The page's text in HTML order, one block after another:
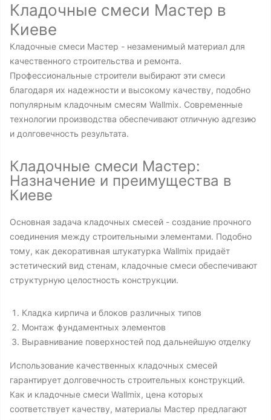
Кладочные смеси Мастер в
Киеве
Кладочные смеси Мастер - незаменимый материал для
качественного строительства и ремонта.
Профессиональные строители выбирают эти смеси
благодаря их надежности и высокому качеству, подобно
популярным кладочным смесям Wallmix. Современные
технологии производства обеспечивают отличную адгезию
и долговечность результата.
Кладочные смеси Мастер:
Назначение и преимущества в
Киеве
Основная задача кладочных смесей - создание прочного
соединения между строительными элементами. Подобно
тому, как декоративная штукатурка Wallmix придаёт
эстетический вид стенам, кладочные смеси обеспечивают
структурную целостность конструкции.
Кладка кирпича и блоков различных типов
Монтаж фундаментных элементов
Выравнивание поверхностей под дальнейшую отделку
Использование качественных кладочных смесей
гарантирует долговечность строительных конструкций.
Как и кладочные смеси Wallmix, цена которых
соответствует качеству, материалы Мастер предлагают